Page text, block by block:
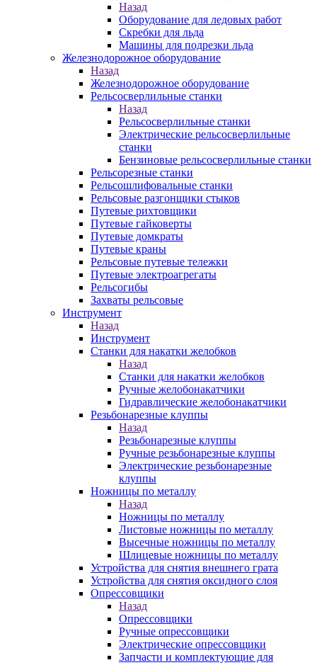
Назад
Оборудование для ледовых работ
Скребки для льда
Машины для подрезки льда
Железнодорожное оборудование
Назад
Железнодорожное оборудование
Рельсосверлильные станки
Назад
Рельсосверлильные станки
Электрические рельсосверлильные
станки
Бензиновые рельсосверлильные станки
Рельсорезные станки
Рельсошлифовальные станки
Рельсовые разгонщики стыков
Путевые рихтовщики
Путевые гайковерты
Путевые домкраты
Путевые краны
Рельсовые путевые тележки
Путевые электроагрегаты
Рельсогибы
Захваты рельсовые
Инструмент
Назад
Инструмент
Станки для накатки желобков
Назад
Станки для накатки желобков
Ручные желобонакатчики
Гидравлические желобонакатчики
Резьбонарезные клуппы
Назад
Резьбонарезные клуппы
Ручные резьбонарезные клуппы
Электрические резьбонарезные
клуппы
Ножницы по металлу
Назад
Ножницы по металлу
Листовые ножницы по металлу
Высечные ножницы по металлу
Шлицевые ножницы по металлу
Устройства для снятия внешнего грата
Устройства для снятия оксидного слоя
Опрессовщики
Назад
Опрессовщики
Ручные опрессовщики
Электрические опрессовщики
Запчасти и комплектующие для